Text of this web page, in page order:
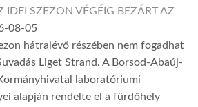
IDEI SZEZON VÉGÉIG BEZÁRT AZ
08-05
hátralévő részében nem fogadhat
Liget Strand. A Borsod-Abaúj-
laboratóriumi
alapján rendelte el a fürdőhely